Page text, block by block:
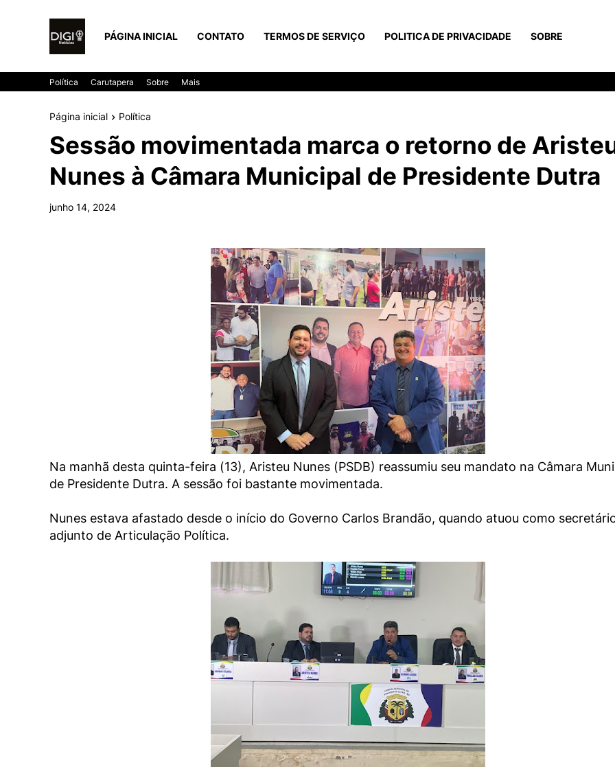
PÁGINA INICIAL CONTATO TERMOS DE SERVIÇO POLITICA DE PRIVACIDADE SOBRE
Política Carutapera Sobre Mais
Página inicial Política
Sessão movimentada marca o retorno de
Nunes à Câmara Municipal de Presidente Dutra
junho 14, 2024
Na manhã desta quinta-feira (13), Aristeu Nunes (PSDB) reassumiu seu mandato na Câmara
de Presidente Dutra. A sessão foi bastante movimentada.
Nunes estava afastado desde o início do Governo Carlos Brandão, quando atuou como
adjunto de Articulação Política.